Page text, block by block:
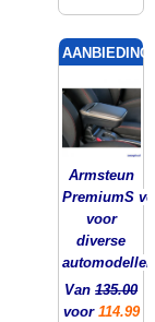
Armsteun
PremiumS
voor
diverse
automodellen
Van135.00
voor 114.99